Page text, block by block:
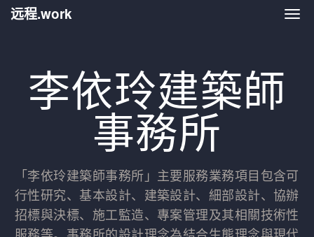
远
远程.work
李依玲建築師
事務所
「李依玲建築師事務所」主要服務業務項目包含可
行性研究、基本設計、建築設計、細部設計、協辦
招標與決標、施工監造、專案管理及其相關技術性